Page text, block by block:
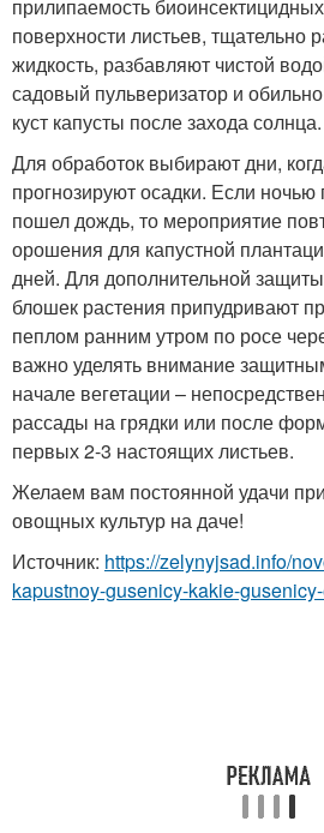
прилипаемость
поверхности листьев, тщательно
жидкость, разбавляют чистой
садовый пульверизатор и
куст капусты после захода солнца.
Для обработок выбирают дни,
прогнозируют осадки. Если
пошел дождь, то мероприятие
орошения для капустной
дней. Для дополнительной
блошек растения припудривают
пеплом ранним утром по росе
важно уделять внимание
начале вегетации –
рассады на грядки или после
первых 2-3 настоящих листьев.
Желаем вам постоянной удачи
овощных культур на даче!
Источник: https://zelynyjsad.info/
kapustnoy-gusenicy-kakie-